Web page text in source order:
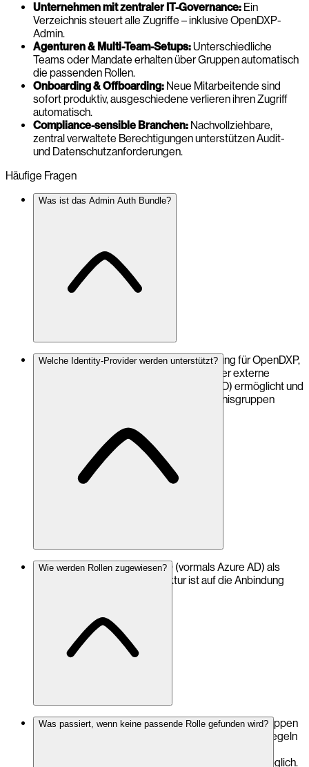
Unternehmen mit zentraler IT-Governance: Ein
Verzeichnis steuert alle Zugriffe – inklusive OpenDXP-
Admin.
Agenturen & Multi-Team-Setups:Unterschiedliche
Teams oder Mandate erhalten über Gruppen automatisch
die passenden Rollen.
Onboarding & Offboarding: Neue Mitarbeitende sind
sofort produktiv, ausgeschiedene verlieren ihren Zugriff
automatisch.
Compliance-sensible Branchen: Nachvollziehbare,
zentral verwaltete Berechtigungen unterstützen Audit-
und Datenschutzanforderungen.
Häufige Fragen
Was ist das Admin Auth Bundle?
Das Admin Auth Bundle ist eine Erweiterung für OpenDXP,
die die Anmeldung am Admin-Bereich über externe
Identity-Provider per Single Sign-On (SSO) ermöglicht und
Benutzerrollen automatisch aus Verzeichnisgruppen
Welche Identity-Provider werden unterstützt?
Aktuell wird Microsoft Entra ID (vormals Azure AD) als
Client unterstützt. Die Architektur ist auf die Anbindung
Wie werden Rollen zugewiesen?
Über konfigurierbare Regeln werden Verzeichnisgruppen
auf OpenDXP-Rollen abgebildet. Treffen mehrere Regeln
automatische Zuweisung von Admin-Rechten ist möglich.
Was passiert, wenn keine passende Rolle gefunden wird?